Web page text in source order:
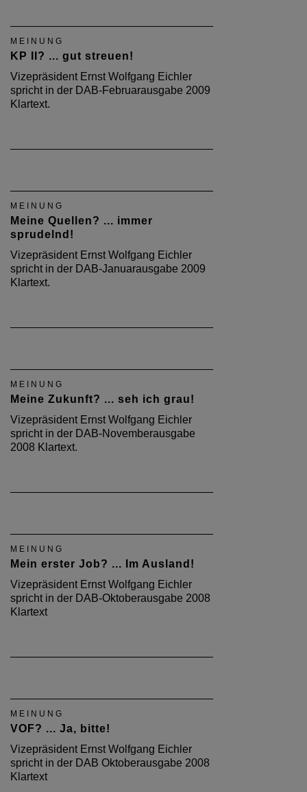
MEINUNG
KP II? ... gut streuen!
Vizepräsident Ernst Wolfgang Eichler
spricht in der DAB-Februarausgabe 2009
Klartext.
MEINUNG
Meine Quellen? ... immer
sprudelnd!
Vizepräsident Ernst Wolfgang Eichler
spricht in der DAB-Januarausgabe 2009
Klartext.
MEINUNG
Meine Zukunft? ... seh ich grau!
Vizepräsident Ernst Wolfgang Eichler
spricht in der DAB-Novemberausgabe
2008 Klartext.
MEINUNG
Mein erster Job? ... Im Ausland!
Vizepräsident Ernst Wolfgang Eichler
spricht in der DAB-Oktoberausgabe 2008
Klartext
MEINUNG
VOF? ... Ja, bitte!
Vizepräsident Ernst Wolfgang Eichler
spricht in der DAB Oktoberausgabe 2008
Klartext